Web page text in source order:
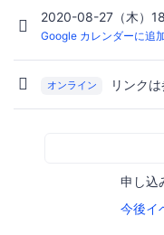
2020-08-27（木）
Google カレンダーに追
オンライン リンク
申し込
今後イ